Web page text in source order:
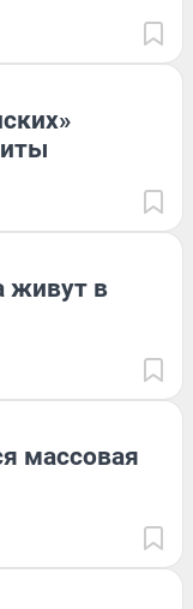
живут в
массовая